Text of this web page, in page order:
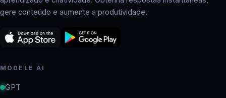
gere conteúdo e aumente a produtividade.
MODELE AI
GPT